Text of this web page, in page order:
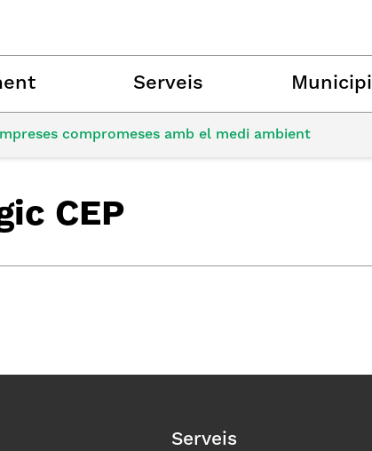
Serveis Municipi
compromeses amb el medi ambient
CEP
Serveis